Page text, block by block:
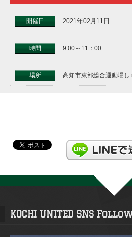
開催日 2021年02月11日
時間 9:00～11：00
場所 高知市東部総合運動場し
KOCHI UNITED SNS